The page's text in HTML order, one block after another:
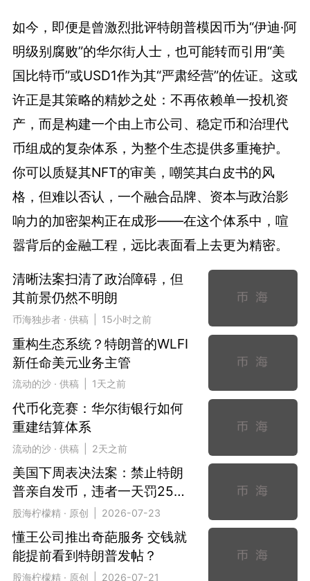
如今，即便是曾激烈批评特朗普模因币为“伊迪·阿
明级别腐败”的华尔街人士，也可能转而引用“美
国比特币”或USD1作为其“严肃经营”的佐证。这或
许正是其策略的精妙之处：不再依赖单一投机资
产，而是构建一个由上市公司、稳定币和治理代
币组成的复杂体系，为整个生态提供多重掩护。
你可以质疑其NFT的审美，嘲笑其白皮书的风
格，但难以否认，一个融合品牌、资本与政治影
响力的加密架构正在成形——在这个体系中，喧
嚣背后的金融工程，远比表面看上去更为精密。
清晰法案扫清了政治障碍，但
其前景仍然不明朗
币海独步者 · 供稿 | 15小时之前
重构生态系统？特朗普的WLFI
新任命美元业务主管
流动的沙 · 供稿 | 1天之前
代币化竞赛：华尔街银行如何
重建结算体系
流动的沙 · 供稿 | 2天之前
美国下周表决法案：禁止特朗
普亲自发币，违者一天罚25万
美金
股海柠檬精 · 原创 | 2026-07-23
懂王公司推出奇葩服务 交钱就
能提前看到特朗普发帖？
股海柠檬精 · 原创 | 2026-07-21